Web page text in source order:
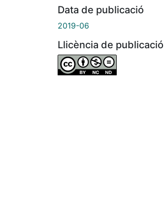
Data de publicació
2019-06
Llicència de publicació